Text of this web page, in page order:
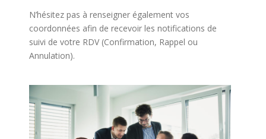
N’hésitez pas à renseigner également vos
coordonnées afin de recevoir les notifications de
suivi de votre RDV (Confirmation, Rappel ou
Annulation).